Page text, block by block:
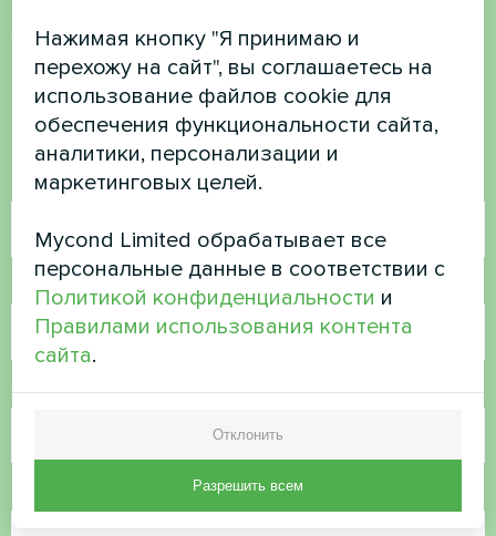
Хотите купить или у вас
есть вопросы?
Свяжитесь с нами, и мы поможем вам
Имя
Номер телефона
Электронная почта
Нажимая кнопку "Я принимаю и
перехожу на сайт", вы соглашаетесь на
использование файлов cookie для
обеспечения функциональности сайта,
аналитики, персонализации и
маркетинговых целей.
Mycond Limited обрабатывает все
персональные данные в соответствии с
Политикой конфиденциальности и
Правилами использования контента
сайта.
Отклонить
Разрешить всем